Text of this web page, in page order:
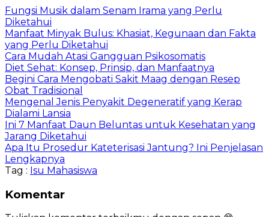
Fungsi Musik dalam Senam Irama yang Perlu
Diketahui
Manfaat Minyak Bulus: Khasiat, Kegunaan dan Fakta
yang Perlu Diketahui
Cara Mudah Atasi Gangguan Psikosomatis
Diet Sehat: Konsep, Prinsip, dan Manfaatnya
Begini Cara Mengobati Sakit Maag dengan Resep
Obat Tradisional
Mengenal Jenis Penyakit Degeneratif yang Kerap
Dialami Lansia
Ini 7 Manfaat Daun Beluntas untuk Kesehatan yang
Jarang Diketahui
Apa Itu Prosedur Kateterisasi Jantung? Ini Penjelasan
Lengkapnya
Tag : Isu Mahasiswa
Komentar